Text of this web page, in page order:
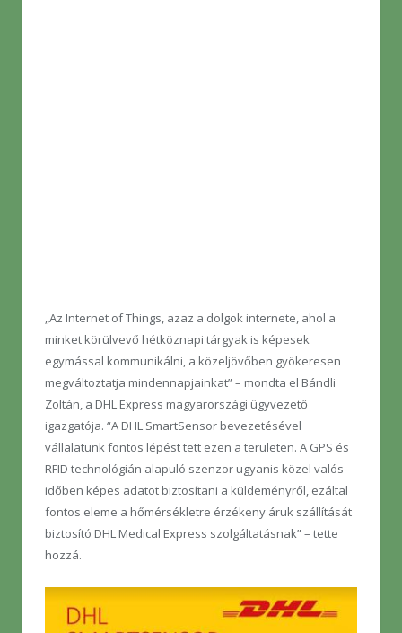
„Az Internet of Things, azaz a dolgok internete, ahol a
minket körülvevő hétköznapi tárgyak is képesek
egymással kommunikálni, a közeljövőben gyökeresen
megváltoztatja mindennapjainkat” – mondta el Bándli
Zoltán, a DHL Express magyarországi ügyvezető
igazgatója. “A DHL SmartSensor bevezetésével
vállalatunk fontos lépést tett ezen a területen. A GPS és
RFID technológián alapuló szenzor ugyanis közel valós
időben képes adatot biztosítani a küldeményről, ezáltal
fontos eleme a hőmérsékletre érzékeny áruk szállítását
biztosító DHL Medical Express szolgáltatásnak” – tette
hozzá.